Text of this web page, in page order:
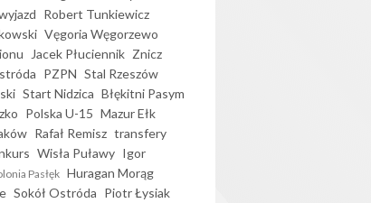
Robert Tunkiewicz
Vęgoria Węgorzewo
Jacek Płuciennik Znicz
PZPN Stal Rzeszów
Start Nidzica Błękitni Pasym
Polska U-15 Mazur Ełk
Rafał Remisz transfery
Wisła Puławy Igor
Pasłęk Huragan Morąg
Sokół Ostróda Piotr Łysiak